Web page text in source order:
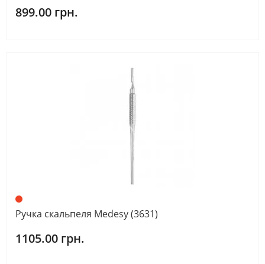
899.00 грн.
Ручка скальпеля Medesy (3631)
1105.00 грн.